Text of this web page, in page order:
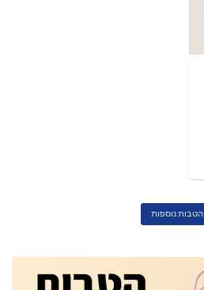
הטבות נוספות